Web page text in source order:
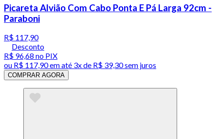
Picareta Alvião Com Cabo Ponta E Pá Larga 92cm -
Paraboni
R$ 117,90
Desconto
R$ 96,68 no PIX
ou R$ 117,90em até 3x de R$ 39,30 sem juros
COMPRAR AGORA